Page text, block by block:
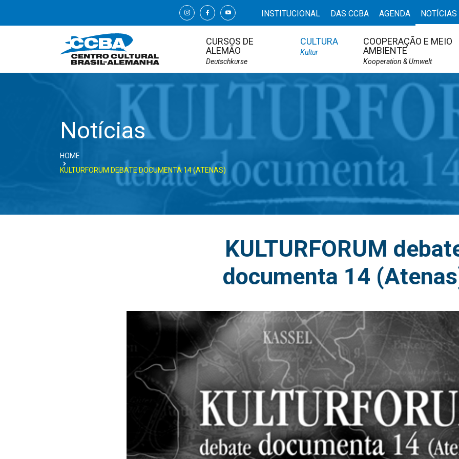
INSTITUCIONAL DAS CCBA AGENDA NOTÍCIAS
CURSOS DE
ALEMÃO
Deutschkurse
CULTURA
Kultur
COOPERAÇÃO E MEIO
AMBIENTE
Kooperation & Umwelt
Notícias
HOME
KULTURFORUM DEBATE DOCUMENTA 14 (ATENAS)
KULTURFORUM
documenta 14